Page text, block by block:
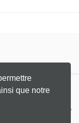
que notre